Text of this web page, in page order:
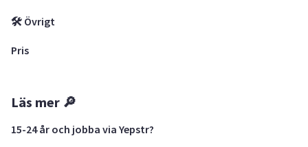
🛠 Övrigt
Pris
Läs mer 🔎
15-24 år och jobba via Yepstr?